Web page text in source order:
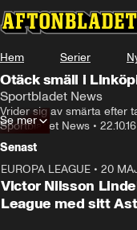
Hem Serier
Otäck smäll i
Sportbladet News
Vrider sig av smärta efter
Sportbladet News • 22.10.16
Se mer
Senast
EUROPA LEAGUE • 20
Victor Nilsson
League med sitt